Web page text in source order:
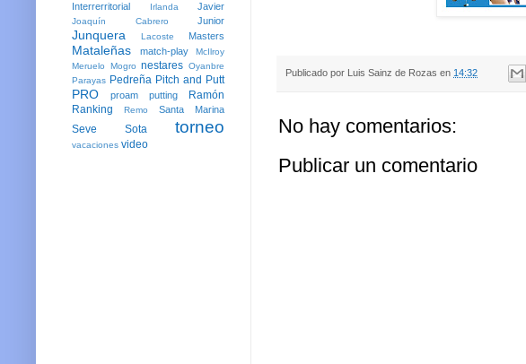
Publicado por Luis Sainz de Rozas en 14:32
No hay comentarios:
Publicar un comentario
Interrerritorial Irlanda Javier
Joaquín Cabrero Junior
Junquera Lacoste Masters
Mataleñas match-play
McIlroy
Meruelo
Mogro nestares Oyanbre
Parayas Pedreña Pitch and Putt
PRO proam putting
Ramón
Ranking
Remo Santa Marina
Seve Sota torneo
vacaciones video